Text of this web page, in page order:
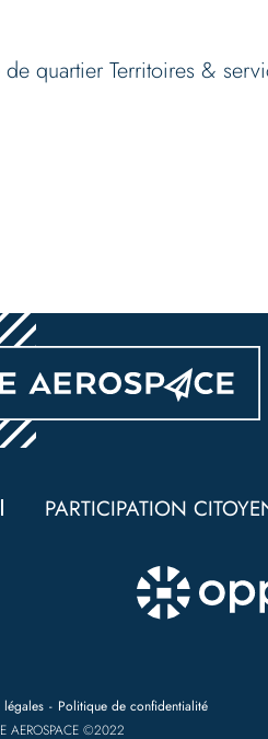
quartier Territoires &
PARTICIPATION
Politique de confidentialité
AEROSPACE ©2022